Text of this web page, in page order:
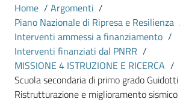
CIVICA
MONET
Amministrazione
Home / Argomenti /
Piano Nazionale di Ripresa e Resilienza
Interventi ammessi a finanziamento /
Interventi finanziati dal PNRR /
MISSIONE 4 ISTRUZIONE E RICERCA /
Scuola secondaria di primo grado
Ristrutturazione e miglioramento sismico